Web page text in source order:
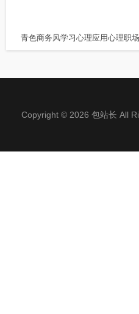
Copyright © 2026 包站长 All